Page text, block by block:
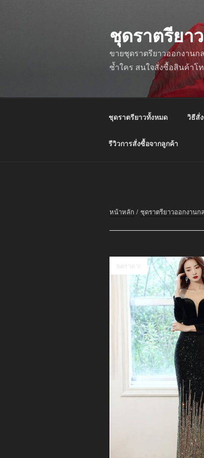
ชุดราตรียา
ขายชุดราตรียาวออกงานก
ซ้ำใคร สนใจสั่งซื้อสินค้าโท
ชุดราตรียาวทั้งหมด วิธีสั่
รีวิวการสั่งซื้อจากลูกค้า
หน้าหลัก / ชุดราตรียาวออกงานก